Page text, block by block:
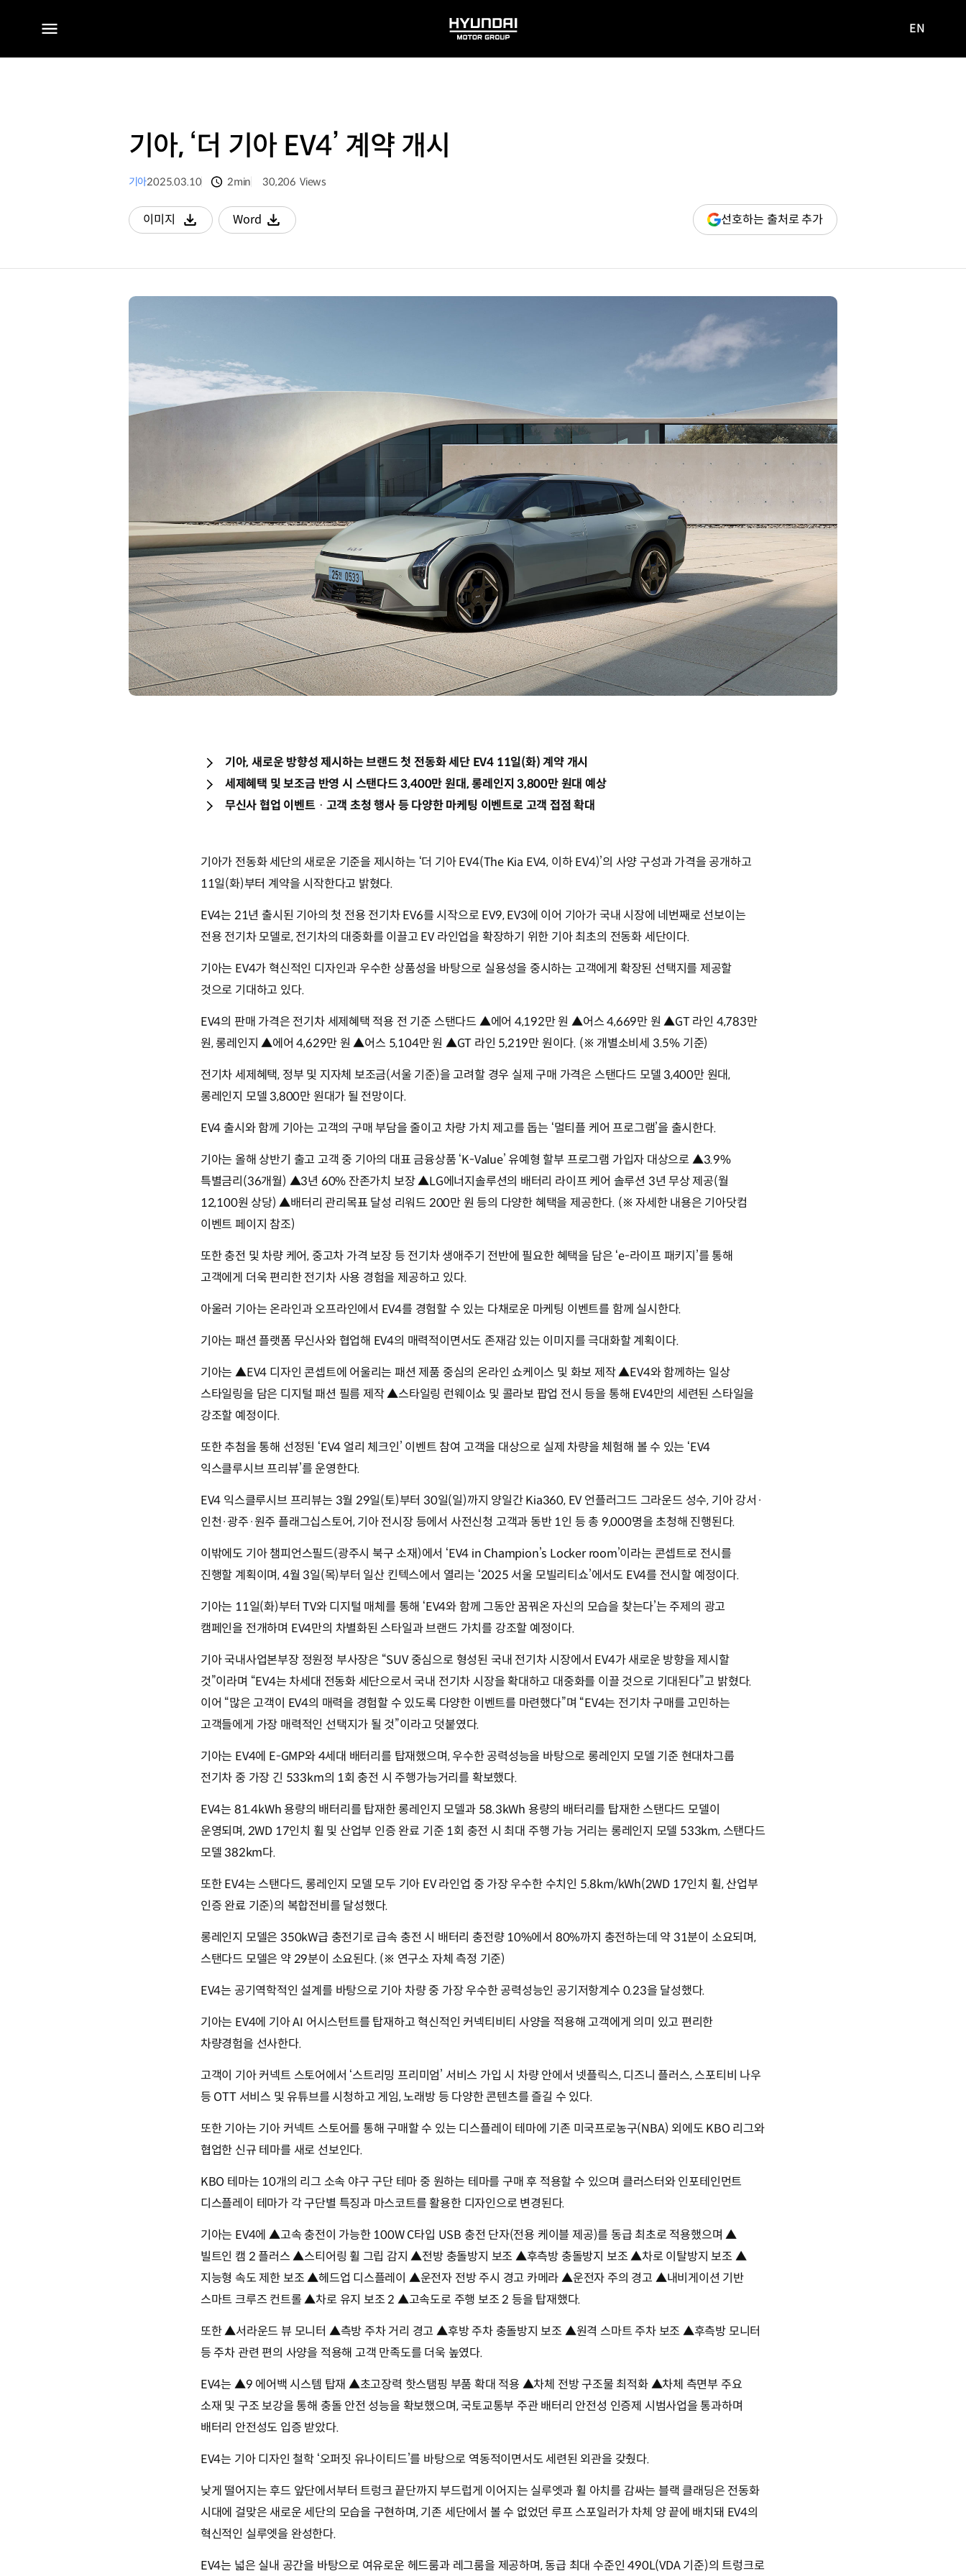
전체
HYUNDAI
MOTOR
사이트로
EN
기아, ‘더 기아 EV4’ 계약 개시
기아2025.03.10 2min 30,206 Views
이미지
다운로드
Word
다운로드
선호하는 출처로 추가(새
창
기아, 새로운 방향성 제시하는 브랜드 첫 전동화 세단 EV4 11일(화) 계약 개시
세제혜택 및 보조금 반영 시 스탠다드 3,400만 원대, 롱레인지 3,800만 원대 예상
무신사 협업 이벤트ᆞ고객 초청 행사 등 다양한 마케팅 이벤트로 고객 접점 확대
기아가 전동화 세단의 새로운 기준을 제시하는 ‘더 기아 EV4(The Kia EV4, 이하 EV4)’의 사양 구성과 가격을 공개하고
11일(화)부터 계약을 시작한다고 밝혔다.
EV4는 21년 출시된 기아의 첫 전용 전기차 EV6를 시작으로 EV9, EV3에 이어 기아가 국내 시장에 네번째로 선보이는
전용 전기차 모델로, 전기차의 대중화를 이끌고 EV 라인업을 확장하기 위한 기아 최초의 전동화 세단이다.
기아는 EV4가 혁신적인 디자인과 우수한 상품성을 바탕으로 실용성을 중시하는 고객에게 확장된 선택지를 제공할
것으로 기대하고 있다.
EV4의 판매 가격은 전기차 세제혜택 적용 전 기준 스탠다드 ▲에어 4,192만 원 ▲어스 4,669만 원 ▲GT 라인 4,783만
원, 롱레인지 ▲에어 4,629만 원 ▲어스 5,104만 원 ▲GT 라인 5,219만 원이다. (※ 개별소비세 3.5% 기준)
전기차 세제혜택, 정부 및 지자체 보조금(서울 기준)을 고려할 경우 실제 구매 가격은 스탠다드 모델 3,400만 원대,
롱레인지 모델 3,800만 원대가 될 전망이다.
EV4 출시와 함께 기아는 고객의 구매 부담을 줄이고 차량 가치 제고를 돕는 ‘멀티플 케어 프로그램’을 출시한다.
기아는 올해 상반기 출고 고객 중 기아의 대표 금융상품 ‘K-Value’ 유예형 할부 프로그램 가입자 대상으로 ▲3.9%
특별금리(36개월) ▲3년 60% 잔존가치 보장 ▲LG에너지솔루션의 배터리 라이프 케어 솔루션 3년 무상 제공(월
12,100원 상당) ▲배터리 관리목표 달성 리워드 200만 원 등의 다양한 혜택을 제공한다. (※ 자세한 내용은 기아닷컴
이벤트 페이지 참조)
또한 충전 및 차량 케어, 중고차 가격 보장 등 전기차 생애주기 전반에 필요한 혜택을 담은 ‘e-라이프 패키지’를 통해
고객에게 더욱 편리한 전기차 사용 경험을 제공하고 있다.
아울러 기아는 온라인과 오프라인에서 EV4를 경험할 수 있는 다채로운 마케팅 이벤트를 함께 실시한다.
기아는 패션 플랫폼 무신사와 협업해 EV4의 매력적이면서도 존재감 있는 이미지를 극대화할 계획이다.
기아는 ▲EV4 디자인 콘셉트에 어울리는 패션 제품 중심의 온라인 쇼케이스 및 화보 제작 ▲EV4와 함께하는 일상
스타일링을 담은 디지털 패션 필름 제작 ▲스타일링 런웨이쇼 및 콜라보 팝업 전시 등을 통해 EV4만의 세련된 스타일을
강조할 예정이다.
또한 추첨을 통해 선정된 ‘EV4 얼리 체크인’ 이벤트 참여 고객을 대상으로 실제 차량을 체험해 볼 수 있는 ‘EV4
익스클루시브 프리뷰’를 운영한다.
EV4 익스클루시브 프리뷰는 3월 29일(토)부터 30일(일)까지 양일간 Kia360, EV 언플러그드 그라운드 성수, 기아 강서·
인천·광주·원주 플래그십스토어, 기아 전시장 등에서 사전신청 고객과 동반 1인 등 총 9,000명을 초청해 진행된다.
이밖에도 기아 챔피언스필드(광주시 북구 소재)에서 ‘EV4 in Champion’s Locker room’이라는 콘셉트로 전시를
진행할 계획이며, 4월 3일(목)부터 일산 킨텍스에서 열리는 ‘2025 서울 모빌리티쇼’에서도 EV4를 전시할 예정이다.
기아는 11일(화)부터 TV와 디지털 매체를 통해 ‘EV4와 함께 그동안 꿈꿔온 자신의 모습을 찾는다’는 주제의 광고
캠페인을 전개하며 EV4만의 차별화된 스타일과 브랜드 가치를 강조할 예정이다.
기아 국내사업본부장 정원정 부사장은 “SUV 중심으로 형성된 국내 전기차 시장에서 EV4가 새로운 방향을 제시할
것”이라며 “EV4는 차세대 전동화 세단으로서 국내 전기차 시장을 확대하고 대중화를 이끌 것으로 기대된다”고 밝혔다.
이어 “많은 고객이 EV4의 매력을 경험할 수 있도록 다양한 이벤트를 마련했다”며 “EV4는 전기차 구매를 고민하는
고객들에게 가장 매력적인 선택지가 될 것”이라고 덧붙였다.
기아는 EV4에 E-GMP와 4세대 배터리를 탑재했으며, 우수한 공력성능을 바탕으로 롱레인지 모델 기준 현대차그룹
전기차 중 가장 긴 533km의 1회 충전 시 주행가능거리를 확보했다.
EV4는 81.4kWh 용량의 배터리를 탑재한 롱레인지 모델과 58.3kWh 용량의 배터리를 탑재한 스탠다드 모델이
운영되며, 2WD 17인치 휠 및 산업부 인증 완료 기준 1회 충전 시 최대 주행 가능 거리는 롱레인지 모델 533km, 스탠다드
모델 382km다.
또한 EV4는 스탠다드, 롱레인지 모델 모두 기아 EV 라인업 중 가장 우수한 수치인 5.8km/kWh(2WD 17인치 휠, 산업부
인증 완료 기준)의 복합전비를 달성했다.
롱레인지 모델은 350kW급 충전기로 급속 충전 시 배터리 충전량 10%에서 80%까지 충전하는데 약 31분이 소요되며,
스탠다드 모델은 약 29분이 소요된다. (※ 연구소 자체 측정 기준)
EV4는 공기역학적인 설계를 바탕으로 기아 차량 중 가장 우수한 공력성능인 공기저항계수 0.23을 달성했다.
기아는 EV4에 기아 AI 어시스턴트를 탑재하고 혁신적인 커넥티비티 사양을 적용해 고객에게 의미 있고 편리한
차량경험을 선사한다.
고객이 기아 커넥트 스토어에서 ‘스트리밍 프리미엄’ 서비스 가입 시 차량 안에서 넷플릭스, 디즈니 플러스, 스포티비 나우
등 OTT 서비스 및 유튜브를 시청하고 게임, 노래방 등 다양한 콘텐츠를 즐길 수 있다.
또한 기아는 기아 커넥트 스토어를 통해 구매할 수 있는 디스플레이 테마에 기존 미국프로농구(NBA) 외에도 KBO 리그와
협업한 신규 테마를 새로 선보인다.
KBO 테마는 10개의 리그 소속 야구 구단 테마 중 원하는 테마를 구매 후 적용할 수 있으며 클러스터와 인포테인먼트
디스플레이 테마가 각 구단별 특징과 마스코트를 활용한 디자인으로 변경된다.
기아는 EV4에 ▲고속 충전이 가능한 100W C타입 USB 충전 단자(전용 케이블 제공)를 동급 최초로 적용했으며 ▲
빌트인 캠 2 플러스 ▲스티어링 휠 그립 감지 ▲전방 충돌방지 보조 ▲후측방 충돌방지 보조 ▲차로 이탈방지 보조 ▲
지능형 속도 제한 보조 ▲헤드업 디스플레이 ▲운전자 전방 주시 경고 카메라 ▲운전자 주의 경고 ▲내비게이션 기반
스마트 크루즈 컨트롤 ▲차로 유지 보조 2 ▲고속도로 주행 보조 2 등을 탑재했다.
또한 ▲서라운드 뷰 모니터 ▲측방 주차 거리 경고 ▲후방 주차 충돌방지 보조 ▲원격 스마트 주차 보조 ▲후측방 모니터
등 주차 관련 편의 사양을 적용해 고객 만족도를 더욱 높였다.
EV4는 ▲9 에어백 시스템 탑재 ▲초고장력 핫스탬핑 부품 확대 적용 ▲차체 전방 구조물 최적화 ▲차체 측면부 주요
소재 및 구조 보강을 통해 충돌 안전 성능을 확보했으며, 국토교통부 주관 배터리 안전성 인증제 시범사업을 통과하며
배터리 안전성도 입증 받았다.
EV4는 기아 디자인 철학 ‘오퍼짓 유나이티드’를 바탕으로 역동적이면서도 세련된 외관을 갖췄다.
낮게 떨어지는 후드 앞단에서부터 트렁크 끝단까지 부드럽게 이어지는 실루엣과 휠 아치를 감싸는 블랙 클래딩은 전동화
시대에 걸맞은 새로운 세단의 모습을 구현하며, 기존 세단에서 볼 수 없었던 루프 스포일러가 차체 양 끝에 배치돼 EV4의
혁신적인 실루엣을 완성한다.
EV4는 넓은 실내 공간을 바탕으로 여유로운 헤드룸과 레그룸을 제공하며, 동급 최대 수준인 490L(VDA 기준)의 트렁크로